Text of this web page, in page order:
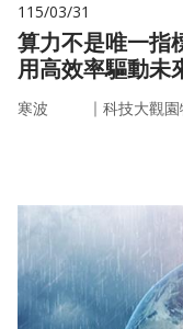
115/03/31
算力不是唯一指
用高效率驅動未
寒波 ｜ 科技大觀